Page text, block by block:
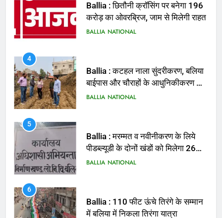
BALLIA NATIONAL
4
बाईपास और चौराहों के आधुनिकीकरण की
तैयारी तेज
BALLIA NATIONAL
5
पीडब्ल्यूडी के दोनों खंडों को मिलेगा 26
करोड़
BALLIA NATIONAL
6
में बलिया में निकला तिरंगा यात्रा
BALLIA NATIONAL